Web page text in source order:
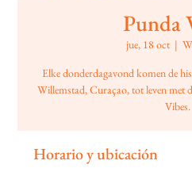
Punda
jue, 18 oct
  |
Elke donderdagavond komen de
Willemstad, Curaçao, tot leven met
Vibes.
Horario y ubicación